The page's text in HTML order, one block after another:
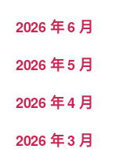
2026 年 6 月
2026 年 5 月
2026 年 4 月
2026 年 3 月